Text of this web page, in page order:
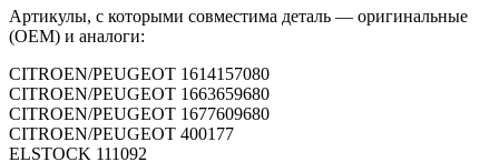
Артикулы, с которыми совместима деталь — оригинальные
(OEM) и аналоги:
CITROEN/PEUGEOT 1614157080
CITROEN/PEUGEOT 1663659680
CITROEN/PEUGEOT 1677609680
CITROEN/PEUGEOT 400177
ELSTOCK 111092